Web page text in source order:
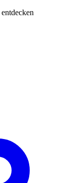
entdecken